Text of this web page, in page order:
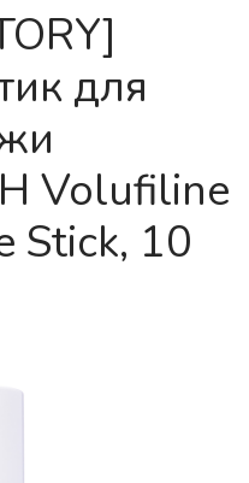
для
Stick, 10